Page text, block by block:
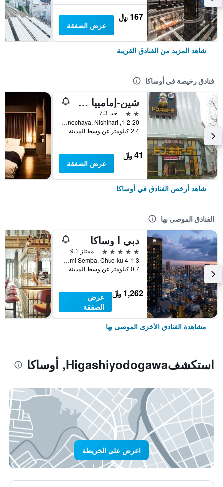
167 ﷼
عرض الصفقة
شاهد المزيد من الفنادق القريبة
فنادق رخيصة في أوساكا
شين-إمامييا هوتل
2 نجمتين
جيد 7.3
1-2-20, Haginochaya, Nishinari, أوساكا, اليابان
2.4 كيلومتر عن وسط المدينة
41 ﷼
عرض الصفقة
شاهد أرخص الفنادق في أوساكا
الفنادق الموصى بها
دبي ا وساكا
5 نجوم
ممتاز 9.1
4-1-3 Minami Semba, Chuo-ku, أوساكا, اليابان
0.7 كيلومتر عن وسط المدينة
1,262 ﷼
عرض
الصفقة
مشاهدة الفنادق الأخرى الموصى بها
استكشفHigashiyodogawa, أوساكا
اعرض على الخريطة